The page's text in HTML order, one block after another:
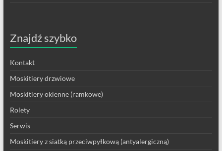
Znajdź szybko
Kontakt
Moskitiery drzwiowe
Moskitiery okienne (ramkowe)
Rolety
Serwis
Moskitiery z siatką przeciwpyłkową (antyalergiczną)